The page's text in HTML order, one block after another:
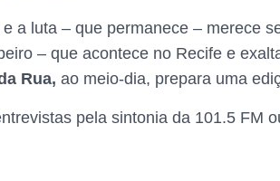
a luta – que permanece – merece
– que acontece no Recife e
Rua, ao meio-dia, prepara uma
pela sintonia da 101.5 FM